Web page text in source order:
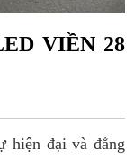
VIỀN 28
hiện đại và đẳng